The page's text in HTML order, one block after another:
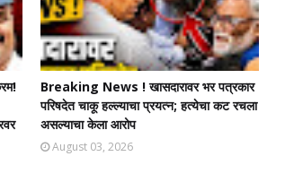
Breaking News ! खासदारावर भर पत्रकार
परिषदेत चाकू हल्ल्याचा प्रयत्न; हत्येचा कट रचला
असल्याचा केला आरोप
August 03, 2026